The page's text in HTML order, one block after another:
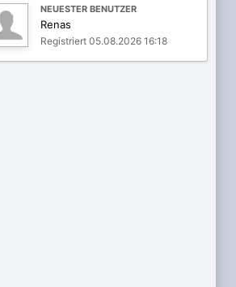
NEUESTER BENUTZER
Renas
Registriert 05.08.2026 16:18